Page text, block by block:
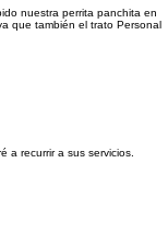
nuestra perrita panchita en
que también el trato Personal
a recurrir a sus servicios.